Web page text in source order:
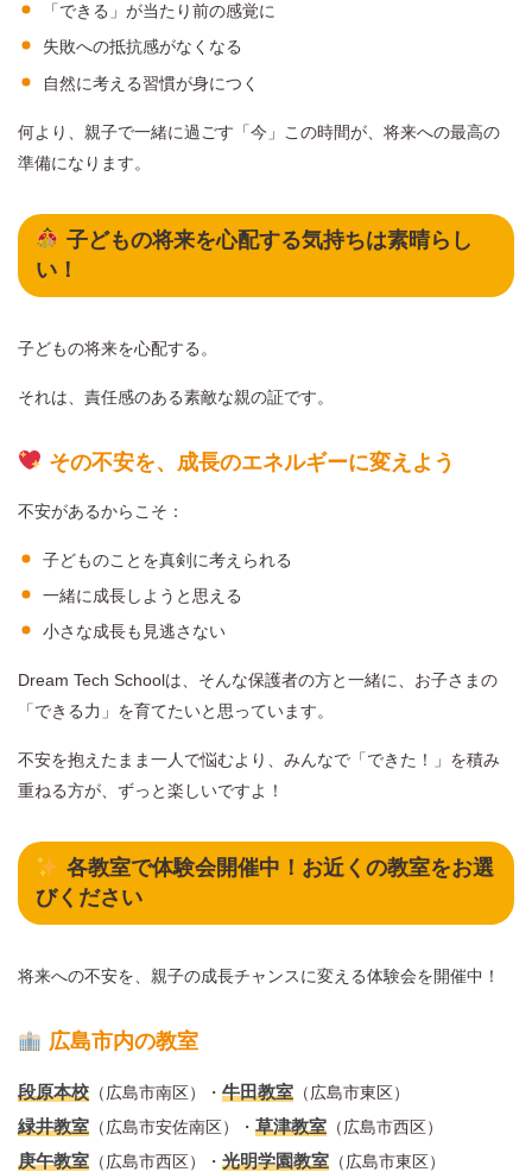
「できる」が当たり前の感覚に
失敗への抵抗感がなくなる
自然に考える習慣が身につく
何より、親子で一緒に過ごす「今」この時間が、将来への最高の
準備になります。
子どもの将来を心配する気持ちは素晴らし
い！
子どもの将来を心配する。
それは、責任感のある素敵な親の証です。
その不安を、成長のエネルギーに変えよう
不安があるからこそ：
子どものことを真剣に考えられる
一緒に成長しようと思える
小さな成長も見逃さない
Dream Tech Schoolは、そんな保護者の方と一緒に、お子さまの
「できる力」を育てたいと思っています。
不安を抱えたまま一人で悩むより、みんなで「できた！」を積み
重ねる方が、ずっと楽しいですよ！
各教室で体験会開催中！お近くの教室をお選
びください
将来への不安を、親子の成長チャンスに変える体験会を開催中！
広島市内の教室
段原本校 （広島市南区）・ 牛田教室 （広島市東区）
緑井教室 （広島市安佐南区）・ 草津教室 （広島市西区）
庚午教室 （広島市西区）・ 光明学園教室 （広島市東区）